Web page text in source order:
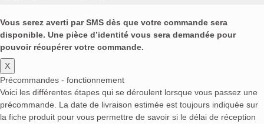
Vous serez averti par SMS dès que votre commande sera
disponible. Une pièce d’identité vous sera demandée pour
pouvoir récupérer votre commande.
X
Précommandes - fonctionnement
Voici les différentes étapes qui se déroulent lorsque vous passez une
précommande. La date de livraison estimée est toujours indiquée sur
la fiche produit pour vous permettre de savoir si le délai de réception